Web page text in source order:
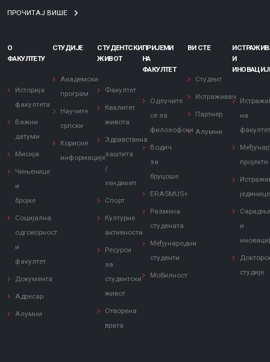
ПРОЧИТАЈ ВИШЕ
О
ФАКУЛТЕТУ
Историја
факултета
Важни
датуми
Мисија
Чињенице
и
бројке
Социјална
одговорност
и
факултет
Документа
Адресар
Алумни
СТУДИЈЕ
Академски
програм
Научите
српски
Корисне
информације
СТУДЕНТСКИ
ЖИВОТ
Факултет
Квалитет
живота
Здравствена
заштита
/
хендикеп
Спорт
Културне
активности
Ресурси
за
студентски
живот
Отворена
врата
ПРИЈЕМИ
НА
ФАКУЛТЕТ
Одлучите
се за
филозофски
Водич
за
бруцоше
ERASMUS+
Размена
студената
Међународни
студенти
Мобилност
ВИ СТЕ
Студент
Истраживач
Партнер
Алумни
И
на
пројекти
јединице
и
студије